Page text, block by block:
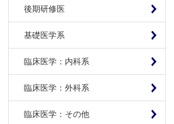
後期研修医
基礎医学系
臨床医学：内科系
臨床医学：外科系
臨床医学：その他